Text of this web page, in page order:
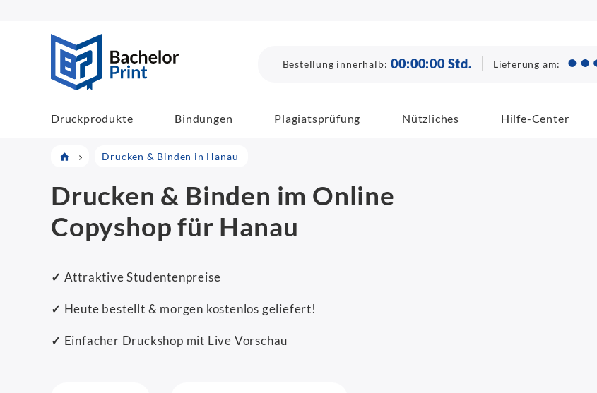
Bestellung innerhalb: 00:00:00 Std. Lieferung am:
Druckprodukte Bindungen Plagiatsprüfung Nützliches Hilfe-Center
Drucken & Binden in Hanau
Drucken & Binden im Online
Copyshop für Hanau
✓ Attraktive Studentenpreise
✓ Heute bestellt & morgen kostenlos geliefert!
✓ Einfacher Druckshop mit Live Vorschau